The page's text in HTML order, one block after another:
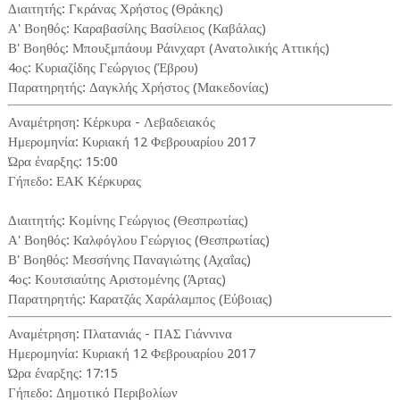
Διαιτητής: Γκράνας Χρήστος (Θράκης)
Α' Βοηθός: Καραβασίλης Βασίλειος (Καβάλας)
Β' Βοηθός: Μπουξμπάουμ Ράινχαρτ (Ανατολικής Αττικής)
4ος: Κυριαζίδης Γεώργιος (Έβρου)
Παρατηρητής: Δαγκλής Χρήστος (Μακεδονίας)
Αναμέτρηση: Κέρκυρα - Λεβαδειακός
Ημερομηνία: Κυριακή 12 Φεβρουαρίου 2017
Ώρα έναρξης: 15:00
Γήπεδο: ΕΑΚ Κέρκυρας
Διαιτητής: Κομίνης Γεώργιος (Θεσπρωτίας)
Α' Βοηθός: Καλφόγλου Γεώργιος (Θεσπρωτίας)
Β' Βοηθός: Μεσσήνης Παναγιώτης (Αχαΐας)
4ος: Κουτσιαύτης Αριστομένης (Άρτας)
Παρατηρητής: Καρατζάς Χαράλαμπος (Εύβοιας)
Αναμέτρηση: Πλατανιάς - ΠΑΣ Γιάννινα
Ημερομηνία: Κυριακή 12 Φεβρουαρίου 2017
Ώρα έναρξης: 17:15
Γήπεδο: Δημοτικό Περιβολίων